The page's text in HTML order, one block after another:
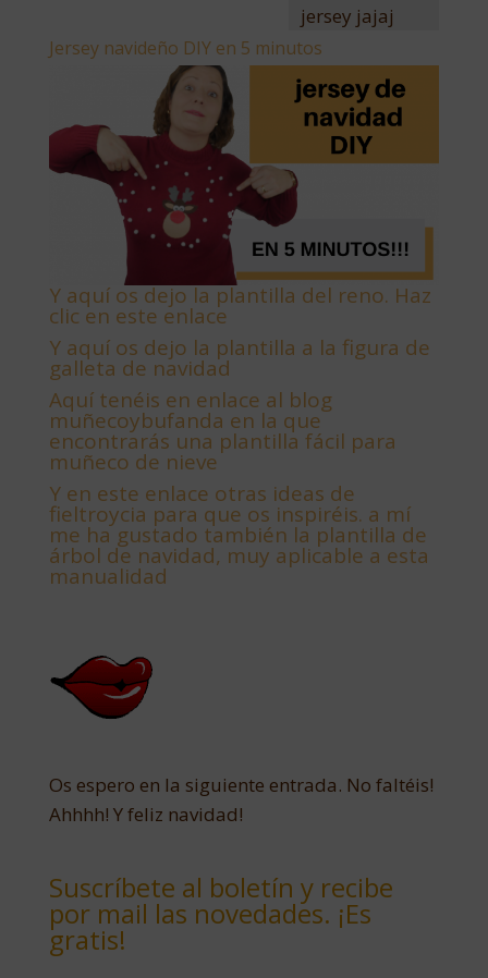
jersey jajaj
Jersey navideño DIY en 5 minutos
Y aquí os dejo la plantilla del reno. Haz
clic en este enlace
Y aquí os dejo la plantilla a la figura de
galleta de navidad
Aquí tenéis en enlace al blog
muñecoybufanda en la que
encontrarás una plantilla fácil para
muñeco de nieve
Y en este enlace otras ideas de
fieltroycia para que os inspiréis. a mí
me ha gustado también la plantilla de
árbol de navidad, muy aplicable a esta
manualidad
Os espero en la siguiente entrada. No faltéis!
Ahhhh! Y feliz navidad!
Suscríbete al boletín y recibe
por mail las novedades. ¡Es
gratis!